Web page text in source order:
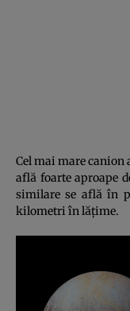
Cel mai mare canion
află foarte aproape
similare se află în
kilometri în lăţime.